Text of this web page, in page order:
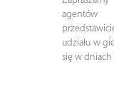
udziału w
się w dniach